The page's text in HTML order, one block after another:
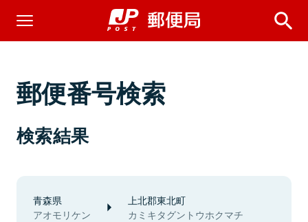
郵便番号検索
検索結果
青森県
アオモリケン
上北郡東北町
カミキタグントウホクマチ